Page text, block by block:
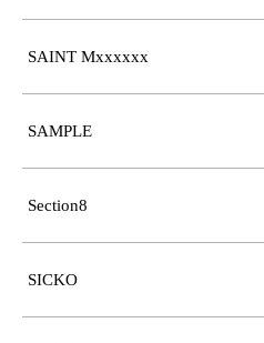
SAINT Mxxxxxx
SAMPLE
Section8
SICKO